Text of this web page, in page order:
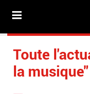
Toute
la musique"